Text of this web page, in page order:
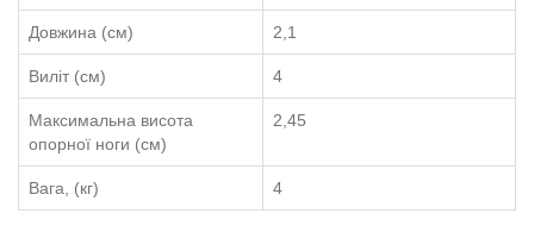
Довжина (см) 2,1
Виліт (см) 4
Максимальна висота
опорної ноги (см)
2,45
Вага, (кг) 4